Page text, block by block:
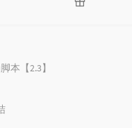
本【2.3】